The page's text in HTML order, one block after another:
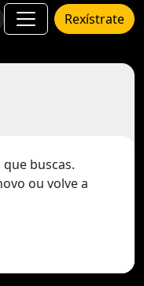
Rexístrate
buscas.
ou volve a